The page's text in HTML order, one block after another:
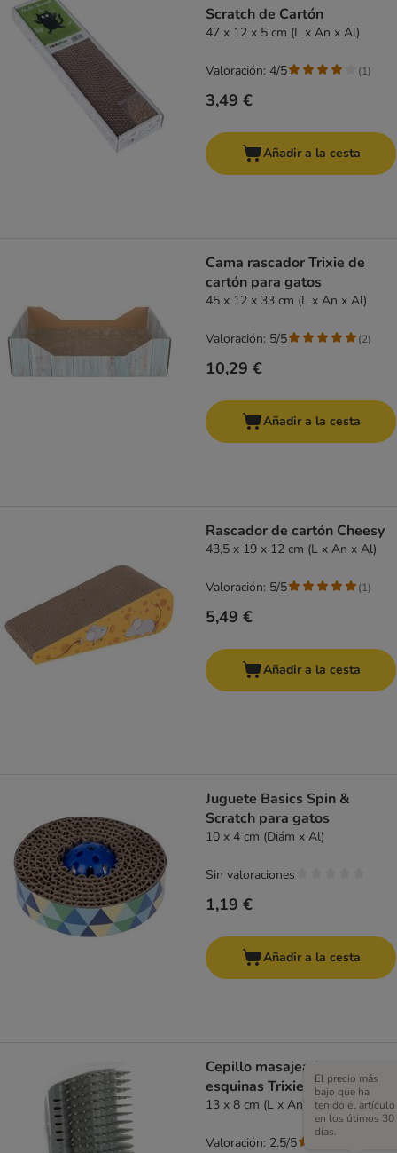
Scratch de Cartón
47 x 12 x 5 cm (L x An x Al)
3,49 €
Valoración: 4/5 (1)
Añadir a la cesta
Cama rascador Trixie de
cartón para gatos
45 x 12 x 33 cm (L x An x Al)
10,29 €
Valoración: 5/5 (2)
Añadir a la cesta
Rascador de cartón Cheesy
43,5 x 19 x 12 cm (L x An x Al)
5,49 €
Valoración: 5/5 (1)
Añadir a la cesta
Juguete Basics Spin &
Scratch para gatos
10 x 4 cm (Diám x Al)
1,19 €
Sin valoraciones
Añadir a la cesta
Cepillo masajeador para
esquinas Trixie para gatos
13 x 8 cm (L x An)
El precio más
bajo que ha
tenido el artículo
en los útimos 30
días.
Valoración: 2.5/5